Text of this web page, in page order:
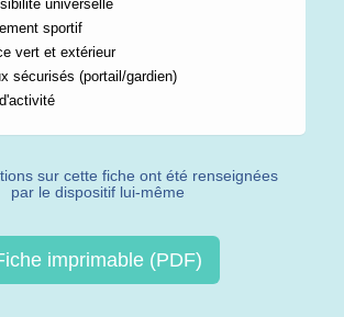
universelle
sportif
vert et extérieur
sécurisés (portail/gardien)
sur cette fiche ont été renseignées
par le dispositif lui-même
imprimable (PDF)